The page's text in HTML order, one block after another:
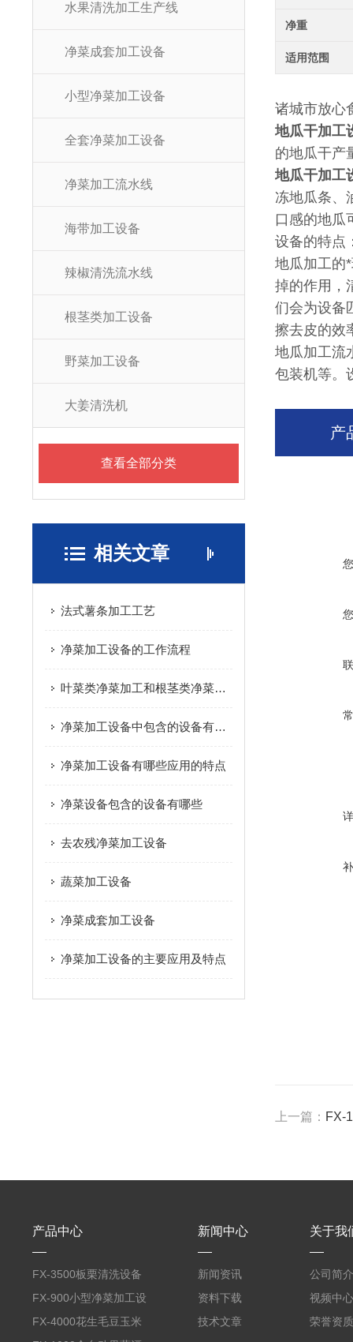
水果清洗加工生产线
净菜成套加工设备
小型净菜加工设备
全套净菜加工设备
净菜加工流水线
海带加工设备
辣椒清洗流水线
根茎类加工设备
野菜加工设备
大姜清洗机
查看全部分类
相关文章
法式薯条加工工艺
净菜加工设备的工作流程
叶菜类净菜加工和根茎类净菜加工这个两种模式的区别是什么？
净菜加工设备中包含的设备有哪些
净菜加工设备有哪些应用的特点
净菜设备包含的设备有哪些
去农残净菜加工设备
蔬菜加工设备
净菜成套加工设备
净菜加工设备的主要应用及特点
净重
适用范围
诸城市放心
地瓜干加工
的地瓜干产
地瓜干加工
冻地瓜条、
口感的地瓜
设备的特点
地瓜加工的
掉的作用，
们会为设备
擦去皮的效
地瓜加工流
包装机等。
产
上一篇： FX-
产品中心
FX-3500板栗清洗设备
全自动气泡清洗机
FX-900小型净菜加工设
备野菜清洗机
FX-4000花生毛豆玉米
新闻中心
新闻资讯
资料下载
技术文章
关于我
公司简介
视频中心
荣誉资质